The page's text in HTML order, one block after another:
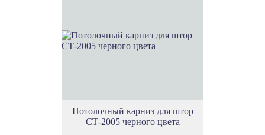
Потолочный карниз для штор
СТ-2005 черного цвета